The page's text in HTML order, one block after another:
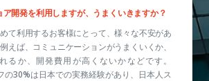
開発を利用しますが、うまくいきますか？
て利用するお客様にとって、様々な不安があ
えば、コミュニケーションがうまくいくか、
るか、開発費用が高くないかなどです。
30%は日本での実務経験があり、日本人ス